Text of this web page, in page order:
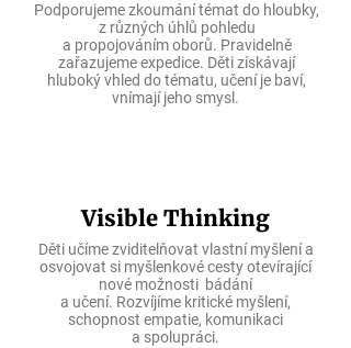
Podporujeme zkoumání témat do hloubky,
z různých úhlů pohledu
a propojováním oborů. Pravidelně
zařazujeme expedice. Děti získávají
hluboký vhled do tématu, učení je baví,
vnímají jeho smysl.
Visible Thinking
Děti učíme zviditelňovat vlastní myšlení a
osvojovat si myšlenkové cesty otevírající
nové možnosti bádání
a učení. Rozvíjíme kritické myšlení,
schopnost empatie, komunikaci
a spolupráci.